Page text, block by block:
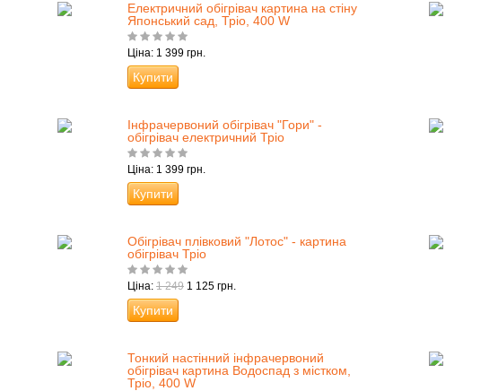
Електричний обігрівач картина на стіну
Японський сад, Тріо, 400 W
Ціна: 1 399 грн.
Купити
Інфрачервоний обігрівач "Гори" -
обігрівач електричний Тріо
Ціна: 1 399 грн.
Купити
Обігрівач плівковий "Лотос" - картина
обігрівач Тріо
Ціна: 1 249 1 125 грн.
Купити
Тонкий настінний інфрачервоний
обігрівач картина Водоспад з містком,
Тріо, 400 W